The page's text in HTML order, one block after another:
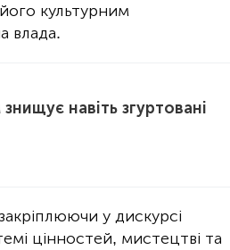
культурним
влада.
навіть згуртовані
у дискурсі
цінностей, мистецтві та